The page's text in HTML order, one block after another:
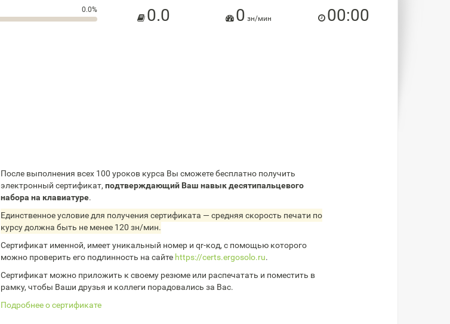
0.0%
0.0 0 зн/мин 00:00
После выполнения всех 100 уроков курса Вы сможете бесплатно получить
электронный сертификат,подтверждающий Ваш навык десятипальцевого
набора на клавиатуре.
Единственное условие для получения сертификата — средняя скорость печати по
курсу должна быть не менее 120 зн/мин.
Сертификат именной, имеет уникальный номер и qr-код, с помощью которого
можно проверить его подлинность на сайте https://certs.ergosolo.ru.
Сертификат можно приложить к своему резюме или распечатать и поместить в
рамку, чтобы Ваши друзья и коллеги порадовались за Вас.
Подробнее о сертификате